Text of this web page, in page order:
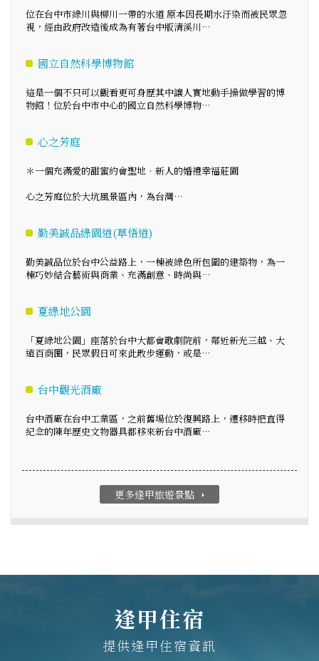
位在台中市綠川與柳川一帶的水道 原本因長期水汙染而被民眾忽
視，經由政府改造後成為有著台中版清溪川…
國立自然科學博物館
這是一個不只可以觀看更可身歷其中讓人實地動手操做學習的博
物館！位於台中市中心的國立自然科學博物…
心之芳庭
＊一個充滿愛的甜蜜約會聖地‧新人的婚禮幸福莊園
心之芳庭位於大坑風景區內，為台灣…
勤美誠品綠園道(草悟道)
勤美誠品位於台中公益路上，一棟被綠色所包圍的建築物，為一
棟巧妙結合藝術與商業、充滿創意、時尚與…
夏綠地公園
「夏綠地公園」座落於台中大都會歌劇院前，鄰近新光三越、大
遠百商圈，民眾假日可來此散步運動，或是…
台中觀光酒廠
台中酒廠在台中工業區，之前舊場位於復興路上，遷移時把直得
紀念的陳年歷史文物器具都移來新台中酒廠…
更多逢甲旅遊景點 arrow_right
逢甲住宿
提供逢甲住宿資訊